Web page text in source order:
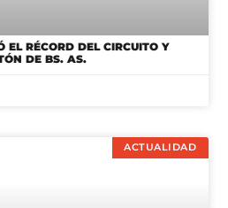
EL RÉCORD DEL CIRCUITO Y
DE BS. AS.
ACTUALIDAD